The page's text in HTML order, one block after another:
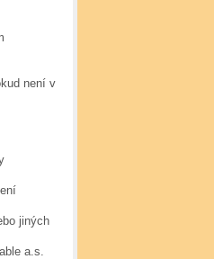
není v
jiných
a.s.